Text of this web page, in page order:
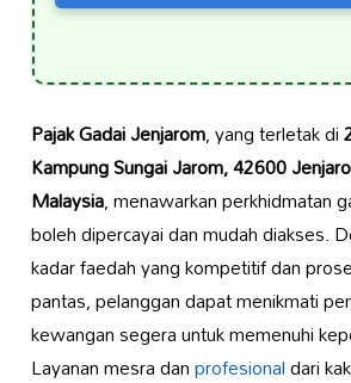
Pajak Gadai Jenjarom, yang terletak di
Kampung Sungai Jarom, 42600
Malaysia, menawarkan perkhidmatan
boleh dipercayai dan mudah diakses.
kadar faedah yang kompetitif dan
pantas, pelanggan dapat menikmati
kewangan segera untuk memenuhi
Layanan mesra danprofesionaldari